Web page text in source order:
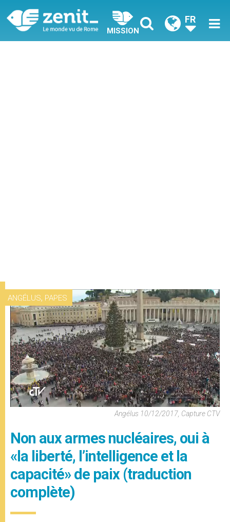
MISSION
FR
ANGÉLUS, PAPES
Angélus 10/12/2017, Capture CTV
Non aux armes nucléaires, oui à
«la liberté, l’intelligence et la
capacité» de paix (traduction
complète)